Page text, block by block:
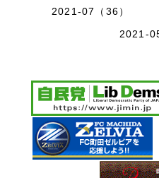
2021-07（36）
2021-